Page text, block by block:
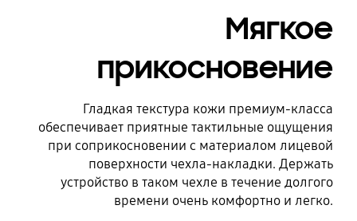
Мягкое
прикосновение
Гладкая текстура кожи премиум-класса
обеспечивает приятные тактильные ощущения
при соприкосновении с материалом лицевой
поверхности чехла-накладки. Держать
устройство в таком чехле в течение долгого
времени очень комфортно и легко.